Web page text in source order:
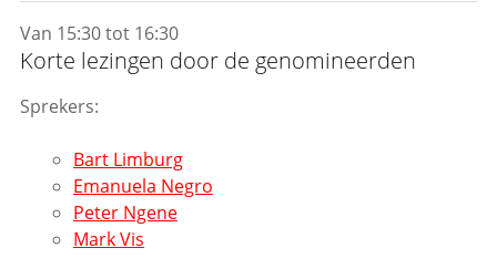
Van 15:30 tot 16:30
Korte lezingen door de genomineerden
Sprekers:
Bart Limburg
Emanuela Negro
Peter Ngene
Mark Vis